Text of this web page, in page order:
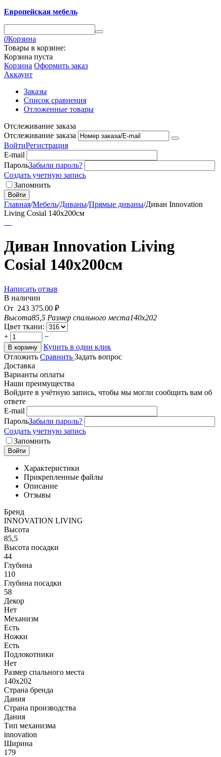
Европейская мебель
0Корзина
Товары в корзине:
Корзина пуста
Корзина Оформить заказ
Аккаунт
Заказы
Список сравнения
Отложенные товары
Отслеживание заказа
Отслеживание заказа
ВойтиРегистрация
E-mail
ПарольЗабыли пароль?
Создать учетную запись
Запомнить
Войти
Главная/Мебель/Диваны/Прямые диваны/Диван Innovation
Living Cosial 140x200см
Диван Innovation Living
Cosial 140x200см
Написать отзыв
В наличии
От 243 375.00 ₽
Высота85,5 Размер спального места140x202
Цвет ткани:
+
−
В корзину
Купить в один клик
Отложить Сравнить Задать вопрос
Доставка
Варианты оплаты
Наши преимущества
Войдите в учётную запись, чтобы мы могли сообщить вам об
ответе
E-mail
ПарольЗабыли пароль?
Создать учетную запись
Запомнить
Войти
Характеристики
Прикрепленные файлы
Описание
Отзывы
Бренд
INNOVATION LIVING
Высота
85,5
Высота посадки
44
Глубина
110
Глубина посадки
58
Декор
Нет
Механизм
Есть
Ножки
Есть
Подлокотники
Нет
Размер спального места
140x202
Страна бренда
Дания
Страна производства
Дания
Тип механизма
innovation
Ширина
179